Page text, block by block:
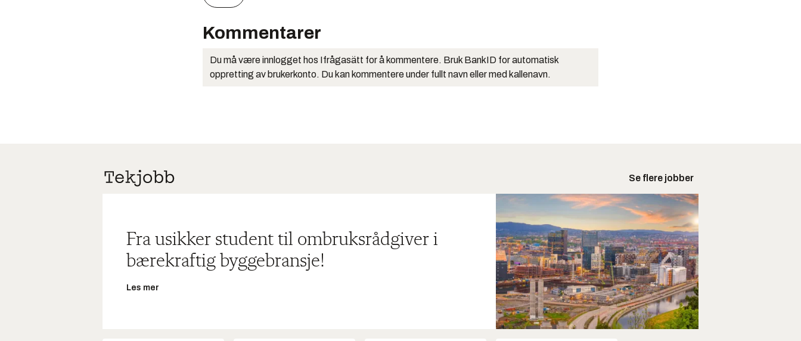
Kommentarer
Du må være innlogget hos Ifrågasätt for å kommentere. Bruk BankID for automatisk
oppretting av brukerkonto. Du kan kommentere under fullt navn eller med kallenavn.
Se flere jobber
Fra usikker student til ombruksrådgiver i
bærekraftig byggebransje!
Les mer